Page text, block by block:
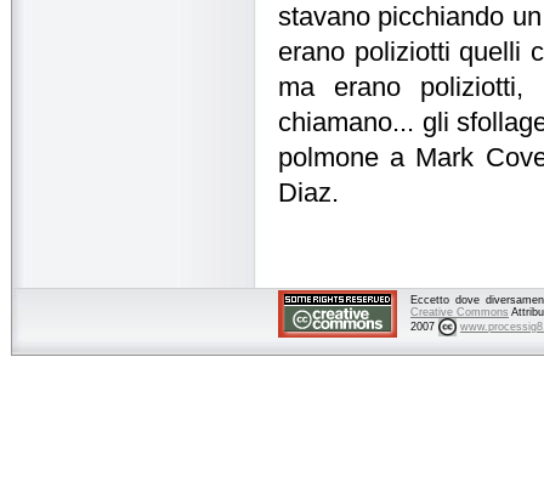
stavano picchiando
erano poliziotti quelli
ma erano
chiamano... gli
polmone a Mark
Diaz.
Eccetto dove
Creative Commons
2007